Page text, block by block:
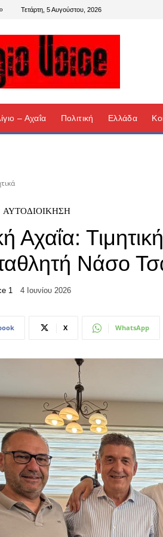
Τετάρτη, 5 Αυγούστου, 2026
– Αχαΐα Πολιτική Ελλάδα
ΑΥΤΟΔΙΟΊΚΗΣΗ
Αχαΐα:
Νάσο
1 4 Ιουνίου 2026
X WhatsApp